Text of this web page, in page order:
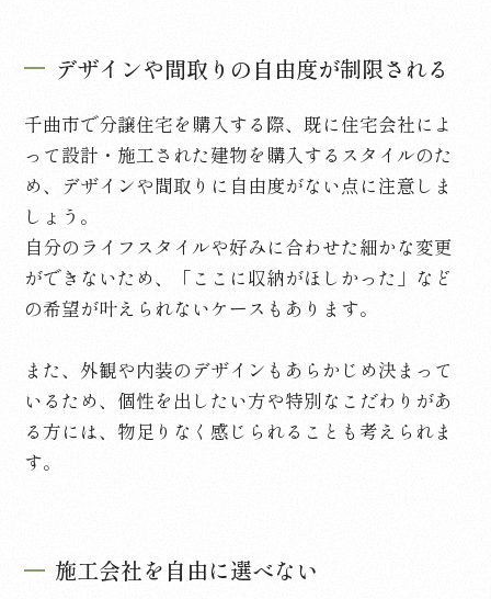
デザインや間取りの自由度が制限される
千曲市で分譲住宅を購入する際、既に住宅会社によ
って設計・施工された建物を購入するスタイルのた
め、デザインや間取りに自由度がない点に注意しま
しょう。
自分のライフスタイルや好みに合わせた細かな変更
ができないため、「ここに収納がほしかった」など
の希望が叶えられないケースもあります。
また、外観や内装のデザインもあらかじめ決まって
いるため、個性を出したい方や特別なこだわりがあ
る方には、物足りなく感じられることも考えられま
す。
施工会社を自由に選べない